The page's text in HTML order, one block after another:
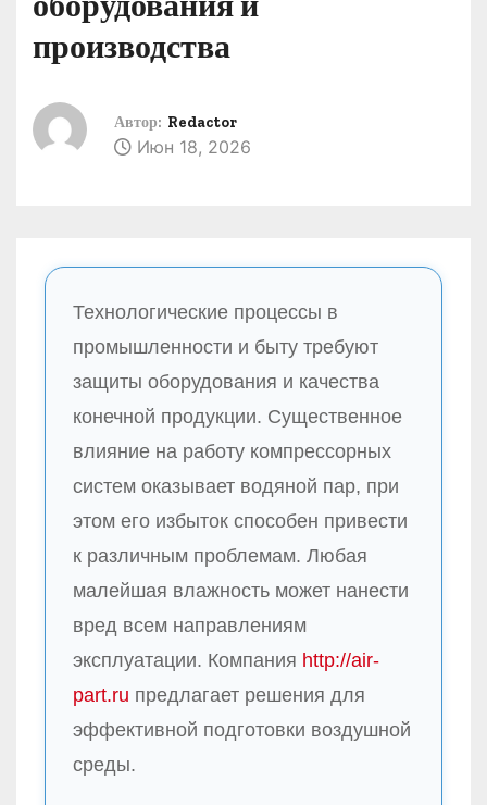
производства
Автор: Redactor
Июн 18, 2026
Технологические процессы в
промышленности и быту требуют
защиты оборудования и качества
конечной продукции. Существенное
влияние на работу компрессорных
систем оказывает водяной пар, при
этом его избыток способен привести
к различным проблемам. Любая
малейшая влажность может нанести
вред всем направлениям
эксплуатации. Компания http://air-
part.ru предлагает решения для
эффективной подготовки воздушной
среды.